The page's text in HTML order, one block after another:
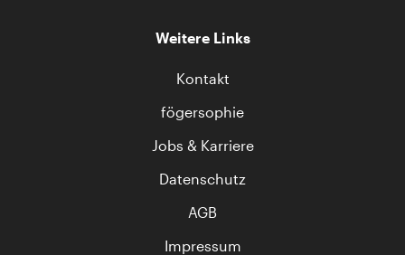
Weitere Links
Kontakt
fögersophie
Jobs & Karriere
Datenschutz
AGB
Impressum